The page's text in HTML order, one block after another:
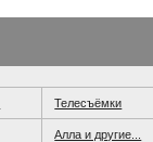
Телесъёмки
Алла и другие...